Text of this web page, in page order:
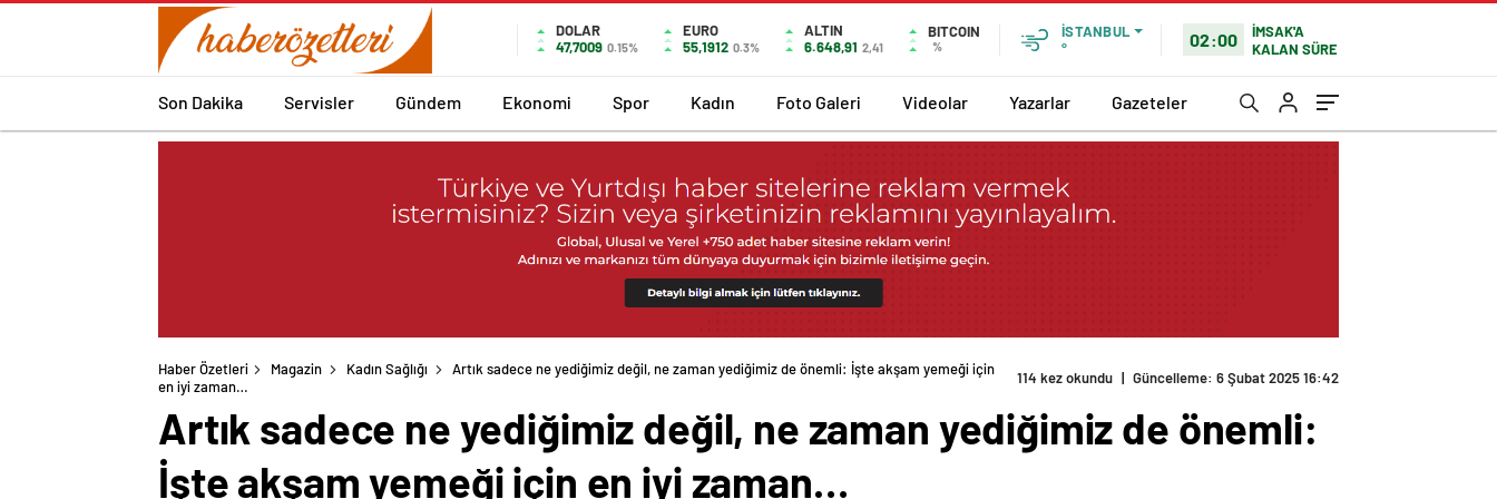
DOLAR
47,7009 0.15%
EURO
55,1912 0.3%
ALTIN
6.648,91 2,41
BITCOIN
%
İSTANBUL
°
02:00
İMSAK'A
KALAN SÜRE
Son Dakika Servisler Gündem Ekonomi Spor Kadın Foto Galeri Videolar Yazarlar Gazeteler
Haber Özetleri Magazin Kadın Sağlığı
Artık sadece ne yediğimiz değil, ne zaman yediğimiz de önemli: İşte akşam yemeği için
en iyi zaman…
114 kez okundu | Güncelleme: 6 Şubat 2025 16:42
Artık sadece ne yediğimiz değil, ne zaman yediğimiz de önemli:
İşte akşam yemeği için en iyi zaman…